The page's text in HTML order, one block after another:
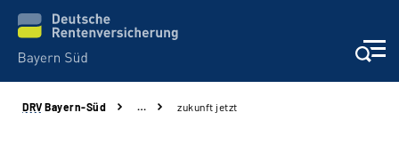
Beratung und Kontakt
DRV Bayern-Süd … zukunft jetzt